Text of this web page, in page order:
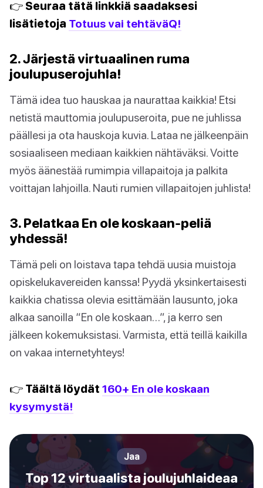
👉 Seuraa tätä linkkiä saadaksesi
lisätietoja Totuus vai tehtäväQ!
2. Järjestä virtuaalinen ruma
joulupuserojuhla!
Tämä idea tuo hauskaa ja naurattaa kaikkia! Etsi
netistä mauttomia joulupuseroita, pue ne juhlissa
päällesi ja ota hauskoja kuvia. Lataa ne jälkeenpäin
sosiaaliseen mediaan kaikkien nähtäväksi. Voitte
myös äänestää rumimpia villapaitoja ja palkita
voittajan lahjoilla. Nauti rumien villapaitojen juhlista!
3. Pelatkaa En ole koskaan-peliä
yhdessä!
Tämä peli on loistava tapa tehdä uusia muistoja
opiskelukavereiden kanssa! Pyydä yksinkertaisesti
kaikkia chatissa olevia esittämään lausunto, joka
alkaa sanoilla “En ole koskaan…”, ja kerro sen
jälkeen kokemuksistasi. Varmista, että teillä kaikilla
on vakaa internetyhteys!
👉 Täältä löydät 160+ En ole koskaan
kysymystä!
Jaa
Top 12 virtuaalista joulujuhlaideaa